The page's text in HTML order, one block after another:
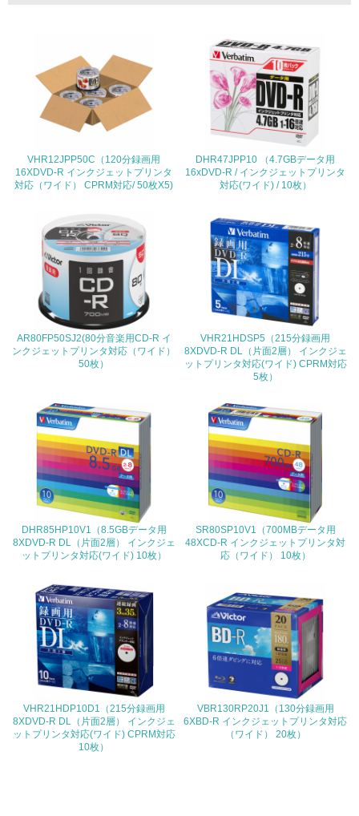
<L1> 環境配慮型製品・サービスの製造・販売を積極的に
行っている
<L2> 環境配慮型製品・サービスの製造・販売状況を把握
し、具体的な販売目標や計画を立てている
グリーン購入
<L1> グリーン購入の取り組み方針を有し、グリーン購入
を行っている
<L2> 購入している製品・サービスの量と種類を把握し、
具体的な目標や計画を立てている
包装・物流
非該当（包装・物流を必要とする業務を行っていない）
<L1> 環境負荷ができるだけ小さい包装・梱包を行ってい
る
<L2> 環境負荷ができるだけ小さい物流を行っている
非該当（化学物質を使用していない）
<L1> 化学物質の使用量及び外部（大気・水・土壌）への
排出量削減の取り組みを行っている
VHR12JPP50C（120分録画用
16XDVD-R インクジェットプリンタ
対応（ワイド） CPRM対応/ 50枚X5)
DHR47JPP10 （4.7GBデータ用
16xDVD-R / インクジェットプリンタ
対応(ワイド) / 10枚）
AR80FP50SJ2(80分音楽用CD-R イ
ンクジェットプリンタ対応（ワイド）
50枚）
VHR21HDSP5（215分録画用
8XDVD-R DL（片面2層） インクジェ
ットプリンタ対応(ワイド) CPRM対応
5枚）
DHR85HP10V1（8.5GBデータ用
8XDVD-R DL（片面2層） インクジェ
ットプリンタ対応(ワイド) 10枚）
SR80SP10V1（700MBデータ用
48XCD-R インクジェットプリンタ対
応（ワイド） 10枚）
VHR21HDP10D1（215分録画用
8XDVD-R DL（片面2層） インクジェ
ットプリンタ対応(ワイド) CPRM対応
10枚）
VBR130RP20J1（130分録画用
6XBD-R インクジェットプリンタ対応
（ワイド） 20枚）